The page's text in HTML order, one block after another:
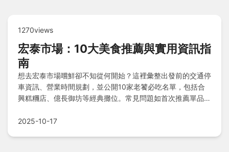
1270views
宏泰市場：10大美食推薦與實用資訊指
南
想去宏泰市場嚐鮮卻不知從何開始？這裡彙整出發前的交通停
車資訊、營業時間規劃，並公開10家老饕必吃名單，包括合
興糕糰店、億長御坊等經典攤位。常見問題如首次推薦單品、
程！
2025-10-17